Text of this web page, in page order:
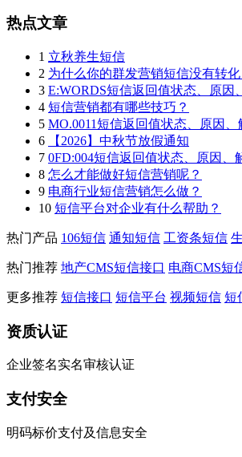
热点文章
1 立秋养生短信
2 为什么你的群发营销短信没有转化
3 E:WORDS短信返回值状态、原因
4 短信营销都有哪些技巧？
5 MO.0011短信返回值状态、原因
6
【2026】中秋节放假通知
7 0FD:004短信返回值状态、原因、
8 怎么才能做好短信营销呢？
9 电商行业短信营销怎么做？
10 短信平台对企业有什么帮助？
热门产品 106短信 通知短信 工资条短信
热门推荐 地产CMS短信接口 电商CMS短
更多推荐 短信接口 短信平台 视频短信 短
资质认证
企业签名实名审核认证
支付安全
明码标价支付及信息安全